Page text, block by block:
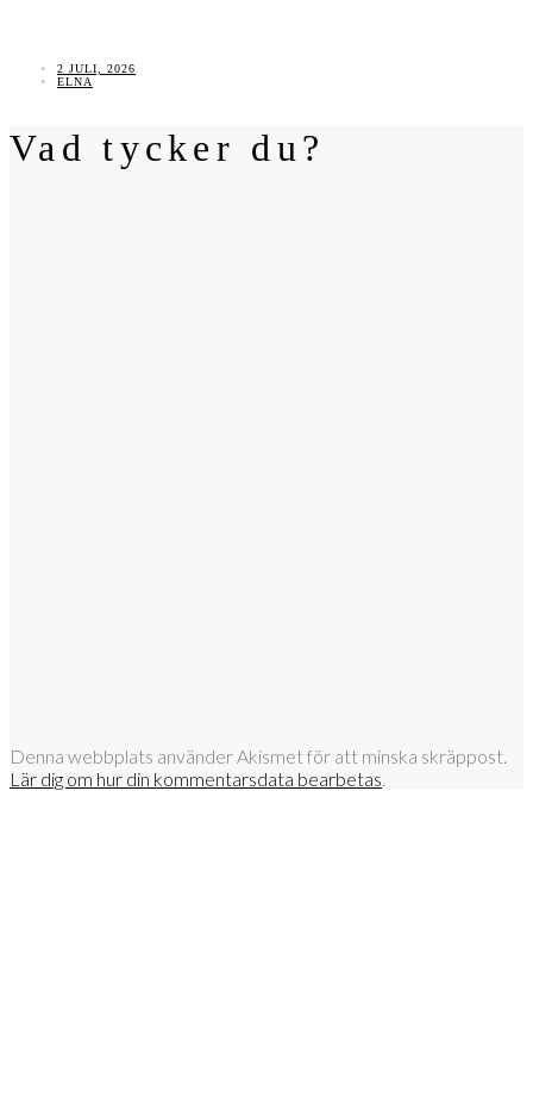
2 JULI, 2026
ELNA
Vad tycker du?
Denna webbplats använder Akismet för att minska skräppost.
Lär dig om hur din kommentarsdata bearbetas.